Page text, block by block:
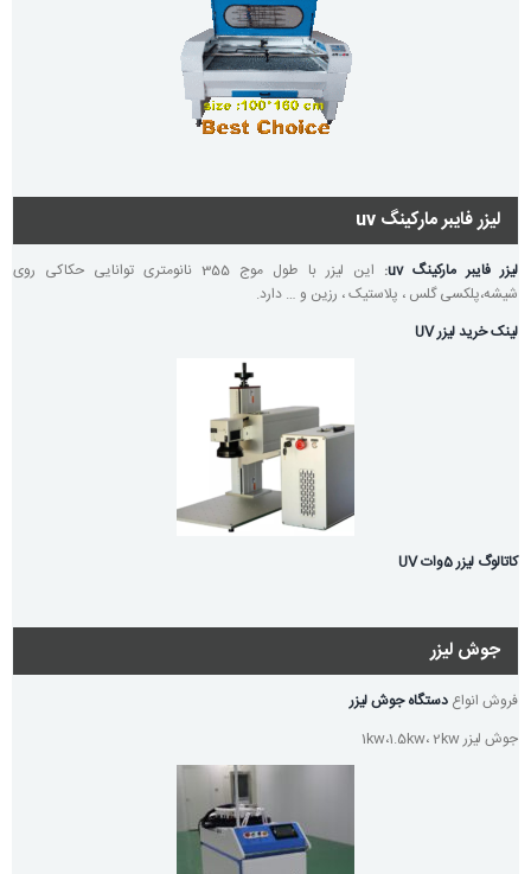
لیزر فایبر مارکینگ uv
لیزر فایبر مارکینگ uv :
این لیزر با طول موج 355 نانومتری توانایی حکاکی روی
شیشه،پلکسی گلس ، پلاستیک ، رزین و … دارد.
لینک خرید لیزر UV
کاتالوگ لیزر 5وات UV
جوش لیزر
فروش انواع دستگاه جوش لیزر
جوش لیزر 1kw،1.5kw، 2kw